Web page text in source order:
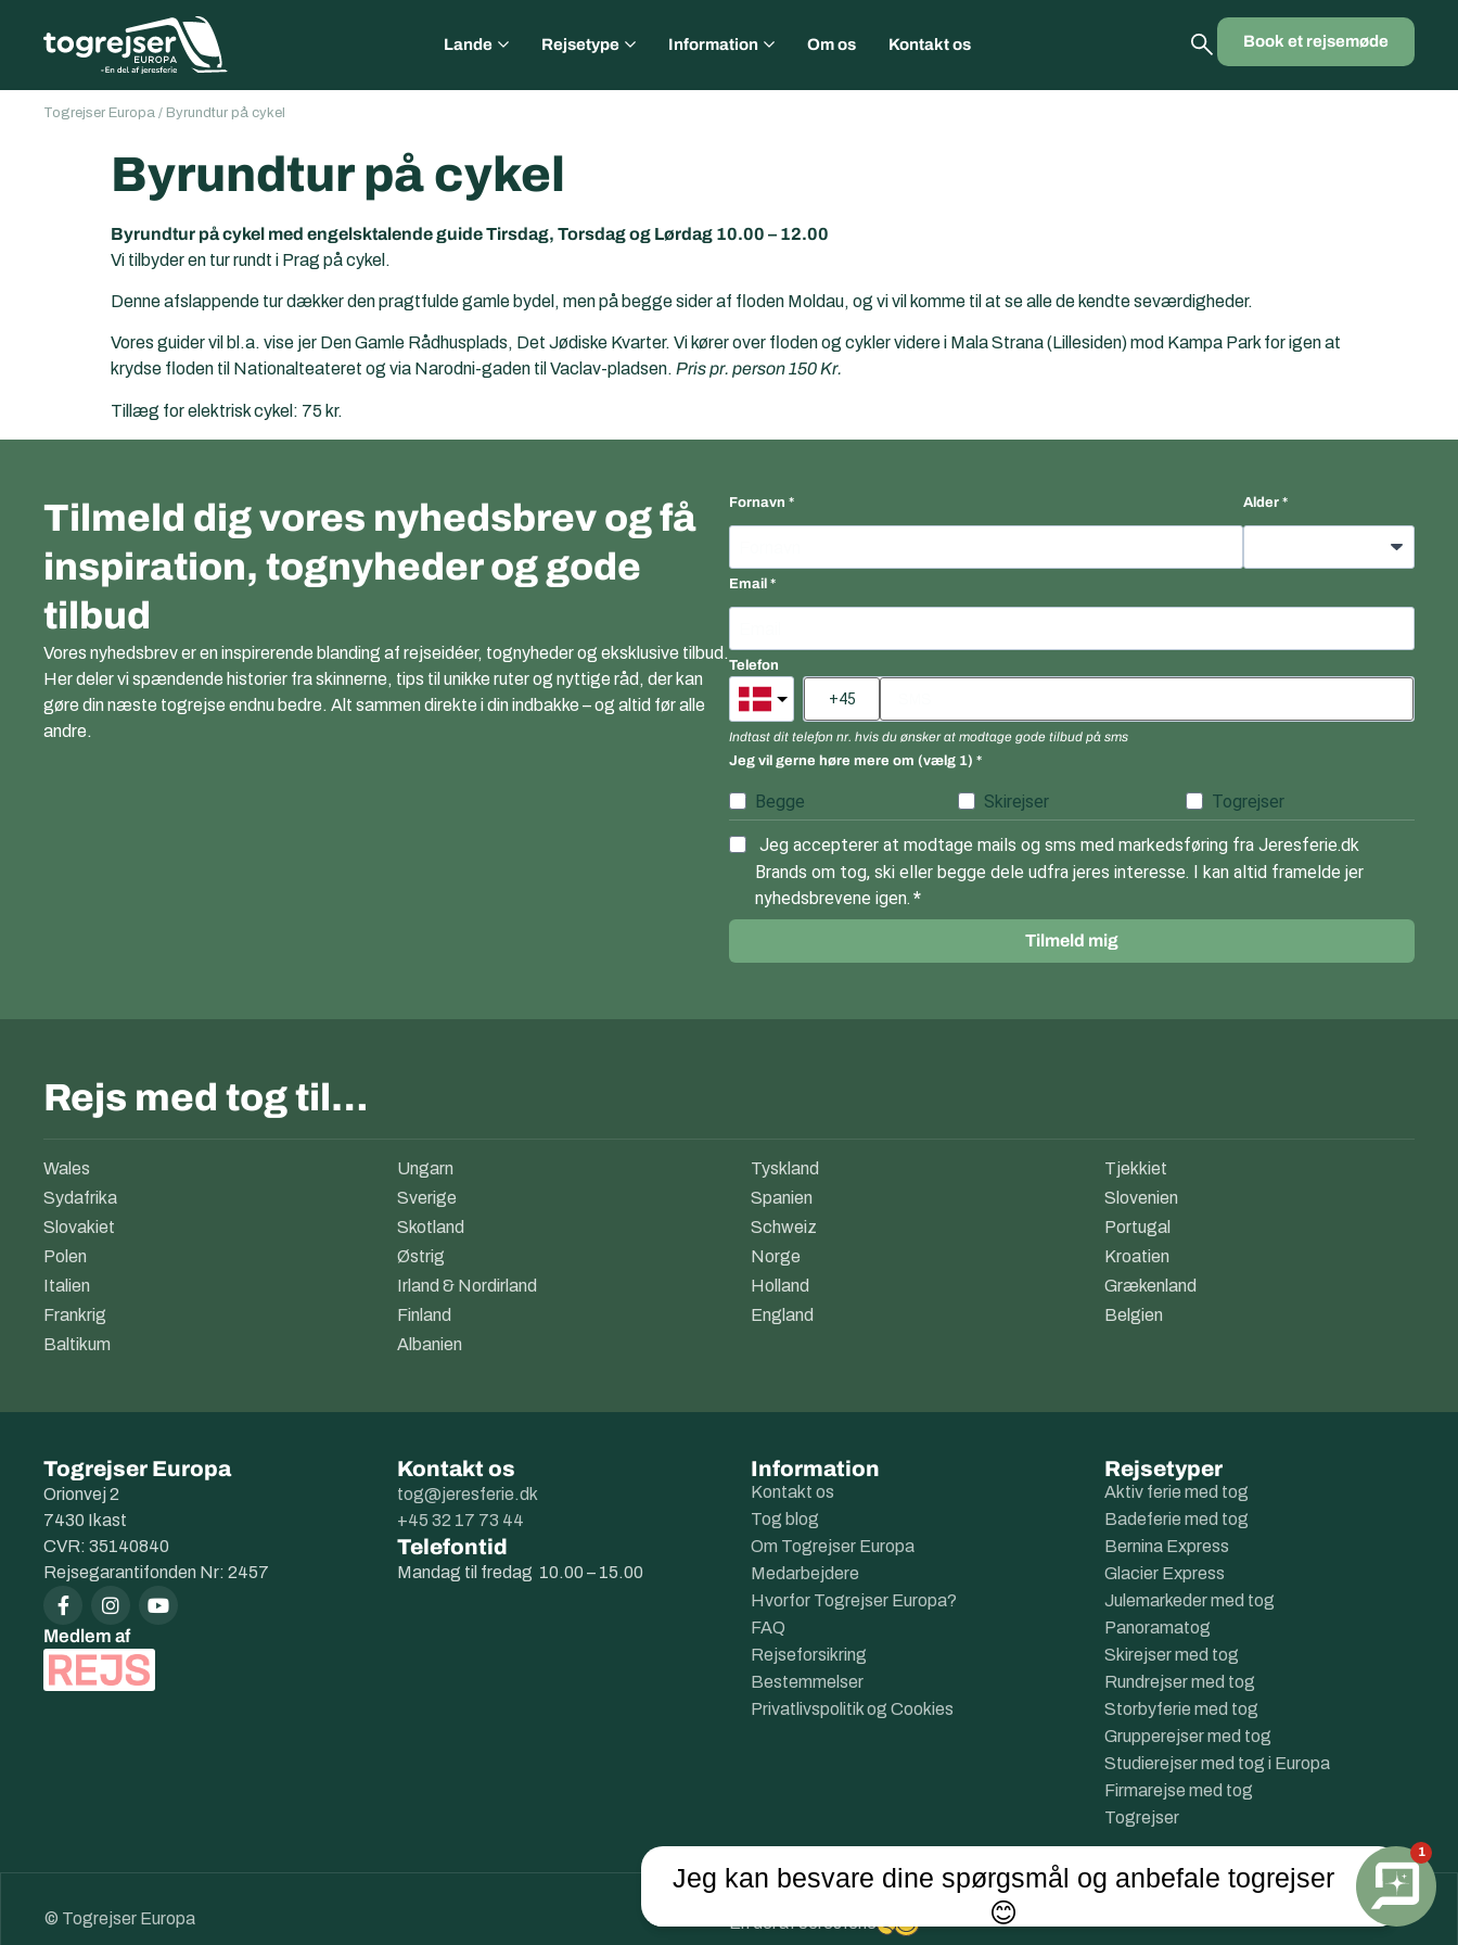
Lande Rejsetype Information Om os Kontakt os Book et rejsemøde
Togrejser Europa / Byrundtur på cykel
Byrundtur på cykel
Byrundtur på cykel med engelsktalende guide Tirsdag, Torsdag og Lørdag 10.00 – 12.00
Vi tilbyder en tur rundt i Prag på cykel.
Denne afslappende tur dækker den pragtfulde gamle bydel, men på begge sider af floden Moldau, og vi vil komme til at se alle de kendte seværdigheder.
Vores guider vil bl.a. vise jer Den Gamle Rådhusplads, Det Jødiske Kvarter. Vi kører over floden og cykler videre i Mala Strana (Lillesiden) mod Kampa Park for igen at
krydse floden til Nationalteateret og via Narodni-gaden til Vaclav-pladsen. Pris pr. person 150 Kr.
Tillæg for elektrisk cykel: 75 kr.
Tilmeld dig vores nyhedsbrev og få
inspiration, tognyheder og gode
tilbud
Vores nyhedsbrev er en inspirerende blanding af rejseidéer, tognyheder og eksklusive tilbud.
Her deler vi spændende historier fra skinnerne, tips til unikke ruter og nyttige råd, der kan
gøre din næste togrejse endnu bedre. Alt sammen direkte i din indbakke – og altid før alle
andre.
Fornavn Alder
Email
Telefon
Indtast dit telefon nr. hvis du ønsker at modtage gode tilbud på sms
Jeg vil gerne høre mere om (vælg 1)
Begge Skirejser Togrejser
Jeg accepterer at modtage mails og sms med markedsføring fra Jeresferie.dk
Brands om tog, ski eller begge dele udfra jeres interesse. I kan altid framelde jer
nyhedsbrevene igen.
Tilmeld mig
Rejs med tog til…
Wales Ungarn Tyskland
Tjekkiet
Sydafrika
Sverige Spanien
Slovenien
Slovakiet
Skotland Schweiz
Portugal
Polen
Østrig Norge
Kroatien
Italien
Irland & Nordirland Holland
Grækenland
Frankrig
Finland England
Belgien
Baltikum
Albanien
Togrejser Europa
Orionvej 2
7430 Ikast
CVR: 35140840
Rejsegarantifonden Nr: 2457
Medlem af
Kontakt os
tog@jeresferie.dk
+45 32 17 73 44
Telefontid
Mandag til fredag 10.00 – 15.00
Information
Kontakt os
Tog blog
Om Togrejser Europa
Medarbejdere
Hvorfor Togrejser Europa?
FAQ
Rejseforsikring
Bestemmelser
Privatlivspolitik og Cookies
Rejsetyper
Aktiv ferie med tog
Badeferie med tog
Bernina Express
Glacier Express
Julemarkeder med tog
Panoramatog
Skirejser med tog
Rundrejser med tog
Storbyferie med tog
Grupperejser med tog
Studierejser med tog i Europa
Firmarejse med tog
Togrejser
© Togrejser Europa En del afJeresferie
1
Jeg kan besvare dine spørgsmål og anbefale togrejser
😊